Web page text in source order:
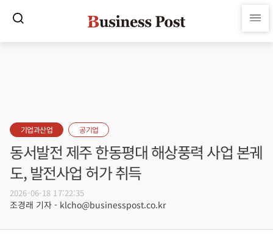
기업과산업 공기업
동서발전 제주 한동평대 해상풍력 사업 본궤
도, 발전사업 허가 취득
2026-06-18 17:22:35
조경래 기자 - klcho@businesspost.co.kr